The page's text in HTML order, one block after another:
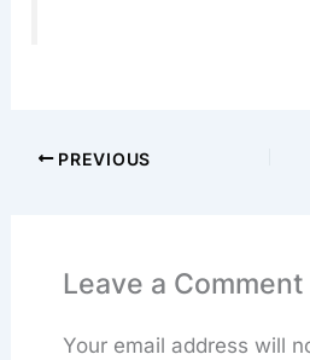
PREVIOUS
Leave a Comment
Your email address will